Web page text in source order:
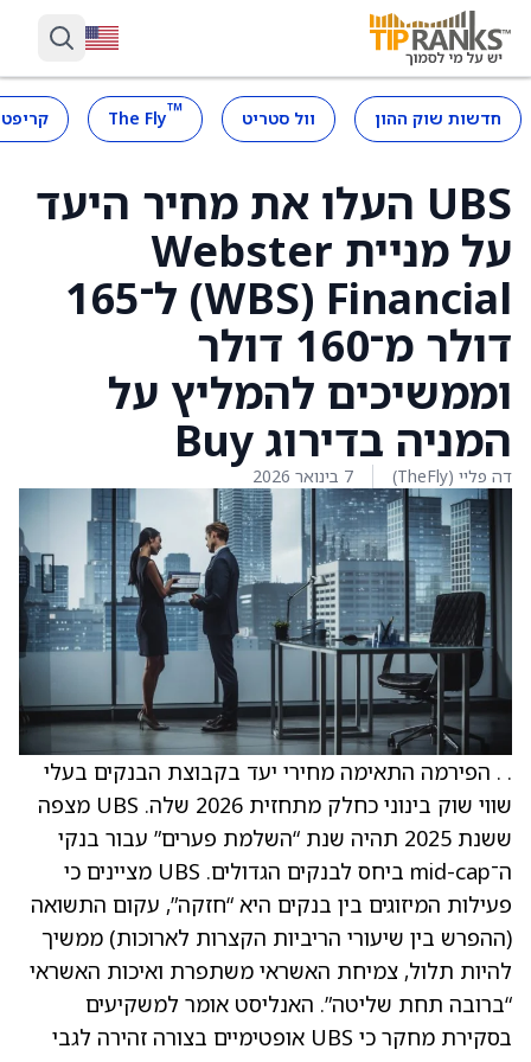
חדשות שוק ההון וול סטריט ™
The Fly
UBS העלו את מחיר היעד
על מניית Webster
Financial ‏(WBS) ל־165
דולר מ־160 דולר
וממשיכים להמליץ על
המניה בדירוג Buy
דה פליי (TheFly) 7 בינואר 2026
. . הפירמה התאימה מחירי יעד בקבוצת הבנקים בעלי
שווי שוק בינוני כחלק מתחזית 2026 שלה. UBS מצפה
ששנת 2025 תהיה שנת “השלמת פערים” עבור בנקי
ה־mid-cap ביחס לבנקים הגדולים. UBS מציינים כי
פעילות המיזוגים בין בנקים היא “חזקה”, עקום התשואה
(ההפרש בין שיעורי הריביות הקצרות לארוכות) ממשיך
להיות תלול, צמיחת האשראי משתפרת ואיכות האשראי
“ברובה תחת שליטה”. האנליסט אומר למשקיעים
בסקירת מחקר כי UBS אופטימיים בצורה זהירה לגבי